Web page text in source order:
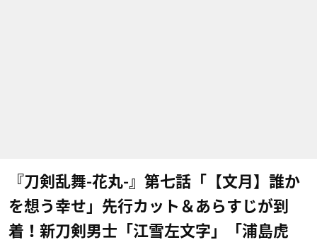
『刀剣乱舞-花丸-』第七話「【文月】誰か
を想う幸せ」先行カット＆あらすじが到
着！新刀剣男士「江雪左文字」「浦島虎